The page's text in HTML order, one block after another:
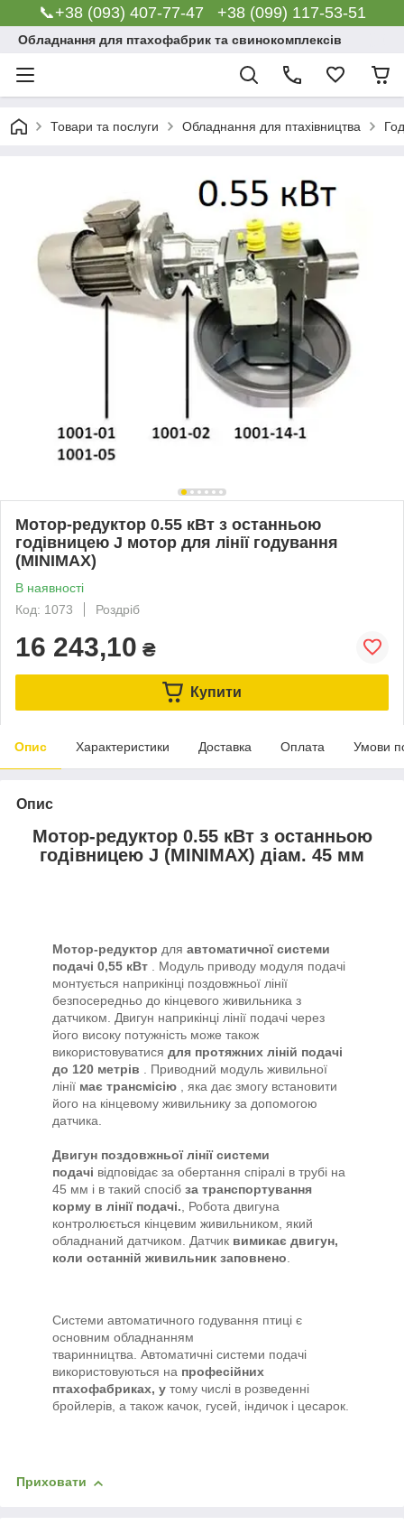
📞+38 (093) 407-77-47 +38 (099) 117-53-51
Обладнання для птахофабрик та свинокомплексів
Товари та послуги Обладнання для птахівництва
Мотор-редуктор 0.55 кВт з останньою
годівницею J мотор для лінії годування
(MINIMAX)
В наявності
Код: 1073
Роздріб
16 243,10 ₴
Купити
Опис Характеристики Доставка Оплата Умови
Опис
Мотор-редуктор 0.55 кВт з останньою
годівницею J (MINIMAX) діам. 45 мм
Мотор-редуктор для автоматичної системи
подачі 0,55 кВт . Модуль приводу модуля подачі
монтується наприкінці поздовжньої лінії
безпосередньо до кінцевого живильника з
датчиком. Двигун наприкінці лінії подачі через
його високу потужність може також
використовуватися для протяжних ліній подачі
до 120 метрів . Приводний модуль живильної
лінії має трансмісію , яка дає змогу встановити
його на кінцевому живильнику за допомогою
датчика.
Двигун поздовжньої лінії системи
подачі відповідає за обертання спіралі в трубі на
45 мм і в такий спосіб за транспортування
корму в лінії подачі., Робота двигуна
контролюється кінцевим живильником, який
обладнаний датчиком. Датчик вимикає двигун,
коли останній живильник заповнено.
Системи автоматичного годування птиці є
основним обладнанням
тваринництва. Автоматичні системи подачі
використовуються на професійних
птахофабриках, у тому числі в розведенні
бройлерів, а також качок, гусей, індичок і цесарок.
Приховати